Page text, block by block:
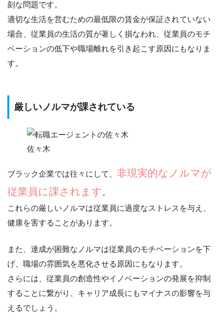
刻な問題です。
適切な生活を営むための最低限の賃金が保証されていない
場合、従業員の生活の質が著しく損なわれ、従業員のモチ
ベーションの低下や職場離れを引き起こす原因にもなりま
す。
厳しいノルマが課されている
佐々木
ブラック企業では往々にして、 非現実的なノルマが
従業員に課されます 。
これらの厳しいノルマは従業員に過度なストレスを与え
健康を害することがあります。
また、達成が困難なノルマは従業員のモチベーションを下
げ、職場の雰囲気を悪化させる原因にもなります。
さらには、従業員の創造性やイノベーションの発展を抑制
することに繋がり、 キャリア成長にもマイナスの影響を与
えるでしょう。